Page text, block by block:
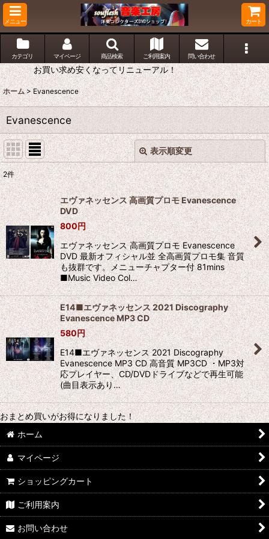
メニュー カート
カテゴリ マイページ 商品検索 ご利用案内 問い合わせ
お買い求め安くなってリニューアル！
ホーム > Evanescence
Evanescence
表示順変更
表示数:
並び順:
絞り込む
閉じる
2件
エヴァネッセンス 高画質プロモ Evanescence
DVD
800円
エヴァネッセンス 高画質プロモ Evanescence
DVD 最新オフィシャル並 全高画質プロモ集 音質
も抜群です。メニューチャプター付 81mins
■Music Video Col…
E14■エヴァネッセンス 2021 Discography
Evanescence MP3 CD
580円
E14■エヴァネッセンス 2021 Discography
Evanescence MP3 CD 高音質 MP3CD ・MP3対
応プレイヤー、CD/DVDドライブなどで再生可能
(曲目表示あり…
おまとめ買いがお得になりました！
ホーム
マイページ
ショッピングカート
ご利用案内
お問い合わせ